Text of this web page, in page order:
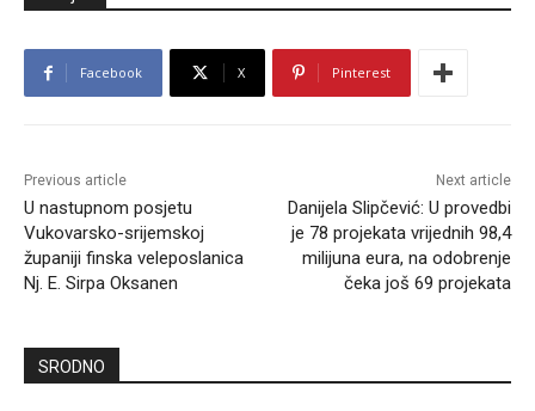
Facebook X Pinterest
Previous article
U nastupnom posjetu
Vukovarsko-srijemskoj
županiji finska veleposlanica
Nj. E. Sirpa Oksanen
Next article
Danijela Slipčević: U provedbi
je 78 projekata vrijednih 98,4
milijuna eura, na odobrenje
čeka još 69 projekata
SRODNO